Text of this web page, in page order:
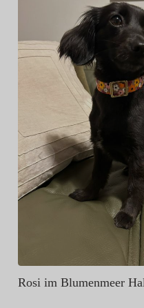
Rosi im Blumenmeer